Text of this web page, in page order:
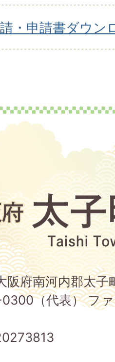
・申請書ダウン
府南河内郡太子
（代表） フ